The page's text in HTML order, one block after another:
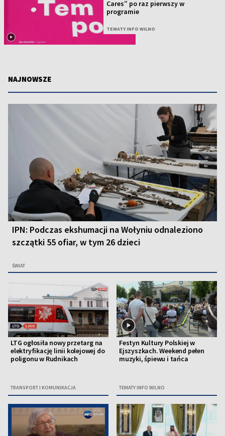
Cares” po raz pierwszy w
programie
TEMATY INFO WILNO
NAJNOWSZE
IPN: Podczas ekshumacji na Wołyniu odnaleziono
szczątki 55 ofiar, w tym 26 dzieci
ŚWIAT
LTG ogłosiła nowy przetarg na
elektryfikację linii kolejowej do
poligonu w Rudnikach
TRANSPORT I KOMUNIKACJA
Festyn Kultury Polskiej w
Ejszyszkach. Weekend pełen
muzyki, śpiewu i tańca
TEMATY INFO WILNO